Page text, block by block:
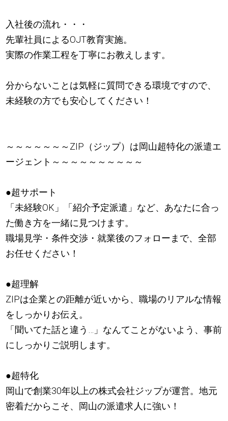
入社後の流れ・・・
先輩社員によるOJT教育実施。
実際の作業工程を丁寧にお教えします。
分からないことは気軽に質問できる環境ですので、
未経験の方でも安心してください！
～～～～～～～ZIP（ジップ）は岡山超特化の派遣エ
ージェント～～～～～～～～～～
●超サポート
「未経験OK」「紹介予定派遣」など、あなたに合っ
た働き方を一緒に見つけます。
職場見学・条件交渉・就業後のフォローまで、全部
お任せください！
●超理解
ZIPは企業との距離が近いから、職場のリアルな情報
をしっかりお伝え。
「聞いてた話と違う…」なんてことがないよう、事前
にしっかりご説明します。
●超特化
岡山で創業30年以上の株式会社ジップが運営。地元
密着だからこそ、岡山の派遣求人に強い！